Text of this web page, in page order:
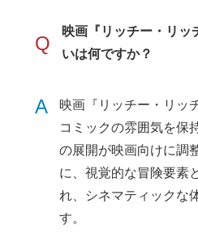
Q
映画『リッチー・リッ
いは何ですか？
A
映画『リッチー・リッ
コミックの雰囲気を保
の展開が映画向けに調
に、視覚的な冒険要素
れ、シネマティックな
す。